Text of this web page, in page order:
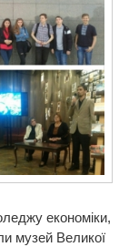
економіки,
музей Великої